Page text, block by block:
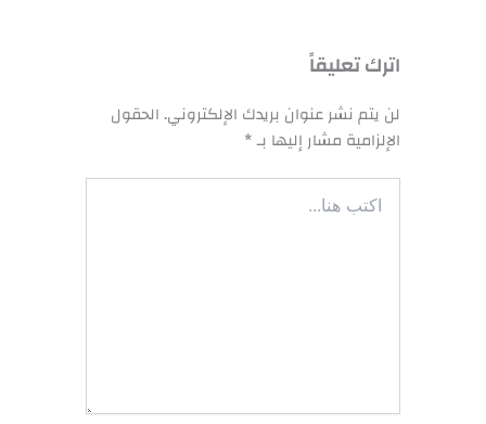
اترك تعليقاً
لن يتم نشر عنوان بريدك الإلكتروني.الحقول
الإلزامية مشار إليها بـ*
اكتب
هنا...